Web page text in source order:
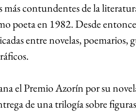
más contundentes de la
poeta en 1982. Desde
entre novelas, poemarios,
el Premio Azorín por su
de una trilogía sobre